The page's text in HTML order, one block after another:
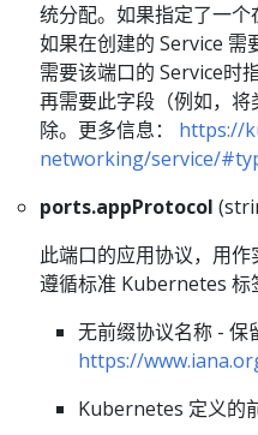
统分配。如果指定了一个
如果在创建的 Service 需
需要该端口的 Service时
再需要此字段（例如，
除。更多信息： https://
networking/service/
ports.appProtocol
此端口的应用协议，用
遵循标准 Kubernetes 标
无前缀协议名称 - 保
https://
Kubernetes 定义的